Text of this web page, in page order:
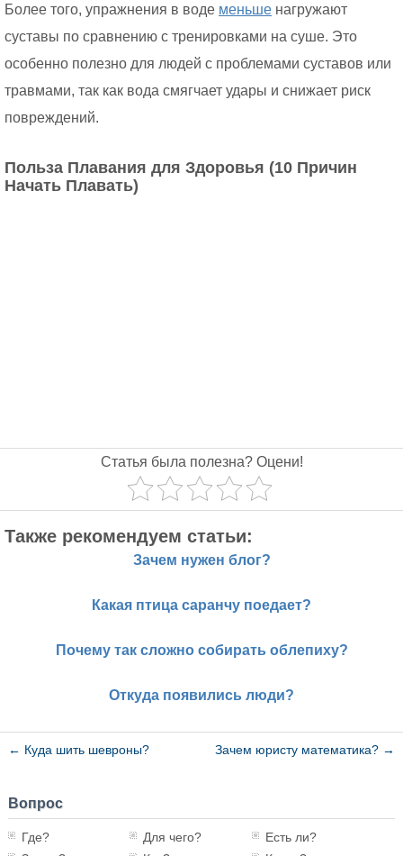
Более того, упражнения в воде меньше нагружают
суставы по сравнению с тренировками на суше. Это
особенно полезно для людей с проблемами суставов или
травмами, так как вода смягчает удары и снижает риск
повреждений.
Польза Плавания для Здоровья (10 Причин
Начать Плавать)
Статья была полезна? Оцени!
Также рекомендуем статьи:
Зачем нужен блог?
Какая птица саранчу поедает?
Почему так сложно собирать облепиху?
Откуда появились люди?
← Куда шить шевроны? Зачем юристу математика? →
Вопрос
Где? Для чего?
Есть ли?